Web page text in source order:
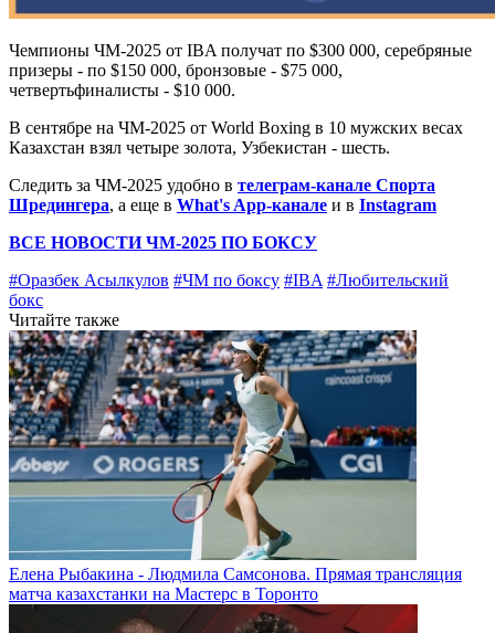
Чемпионы ЧМ-2025 от IBA получат по $300 000, серебряные
призеры - по $150 000, бронзовые - $75 000,
четвертьфиналисты - $10 000.
В сентябре на ЧМ-2025 от World Boxing в 10 мужских весах
Казахстан взял четыре золота, Узбекистан - шесть.
Следить за ЧМ-2025 удобно в телеграм-канале Спорта
Шредингера, а еще в What's App-канале и в Instagram
ВСЕ НОВОСТИ ЧМ-2025 ПО БОКСУ
#Оразбек Асылкулов #ЧМ по боксу #IBA #Любительский
бокс
Читайте также
Елена Рыбакина - Людмила Самсонова. Прямая трансляция
матча казахстанки на Мастерс в Торонто